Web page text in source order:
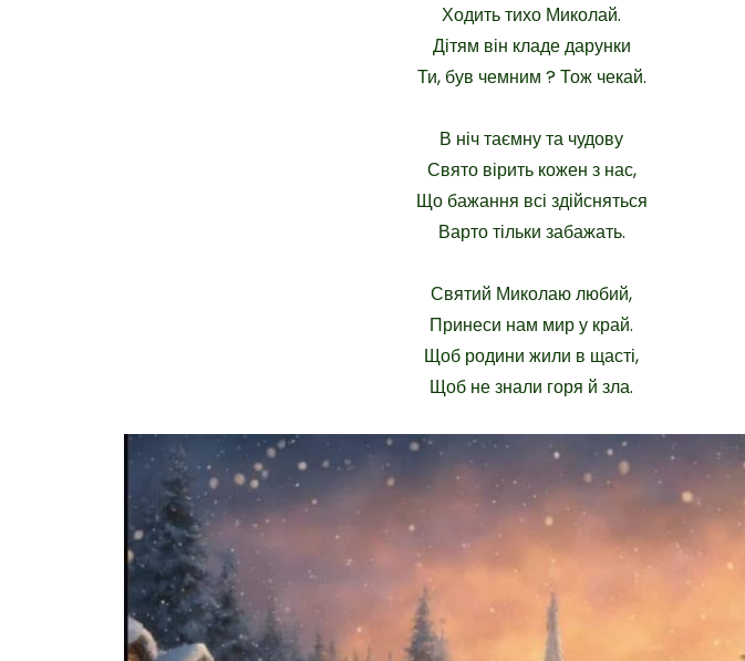
Ходить тихо Миколай.
Дітям він кладе дарунки
Ти, був чемним ? Тож чекай.
В ніч таємну та чудову
Свято вірить кожен з нас,
Що бажання всі здійсняться
Варто тільки забажать.
Святий Миколаю любий,
Принеси нам мир у край.
Щоб родини жили в щасті,
Щоб не знали горя й зла.